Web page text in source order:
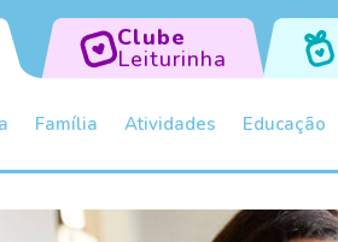
Clube
Leiturinha
Família Atividades Educação